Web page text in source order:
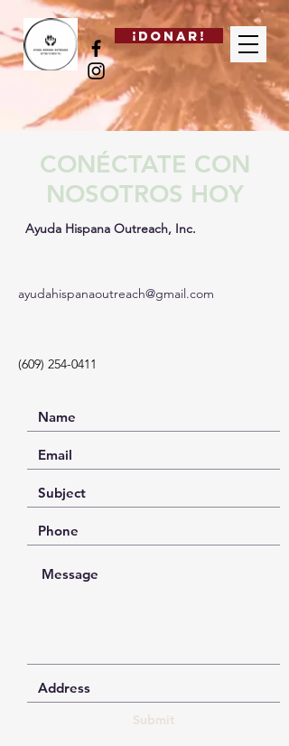
¡DONAR!
CONÉCTATE CON
NOSOTROS HOY
Ayuda Hispana Outreach, Inc.
ayudahispanaoutreach@gmail.com
(609) 254-0411
Submit